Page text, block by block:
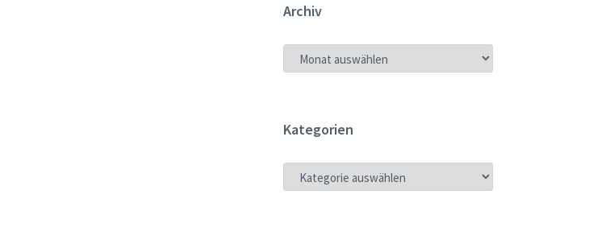
Archiv
ARCHIV
Kategorien
KATEGORIEN